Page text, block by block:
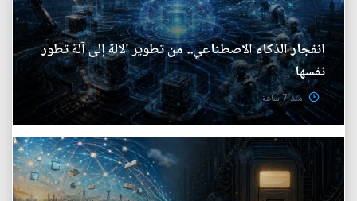
انفجار الذكاء الاصطناعي.. من تطوير الآلة إلى آلة تطور
نفسها
منذ 7 ساعة